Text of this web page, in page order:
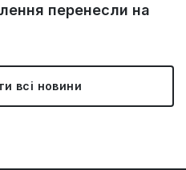
перенесли на
всі новини